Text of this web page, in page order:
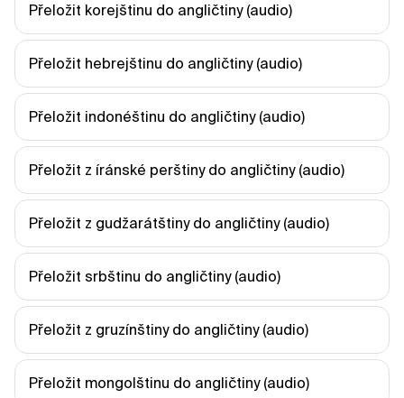
Přeložit korejštinu do angličtiny (audio)
Přeložit hebrejštinu do angličtiny (audio)
Přeložit indonéštinu do angličtiny (audio)
Přeložit z íránské perštiny do angličtiny (audio)
Přeložit z gudžarátštiny do angličtiny (audio)
Přeložit srbštinu do angličtiny (audio)
Přeložit z gruzínštiny do angličtiny (audio)
Přeložit mongolštinu do angličtiny (audio)